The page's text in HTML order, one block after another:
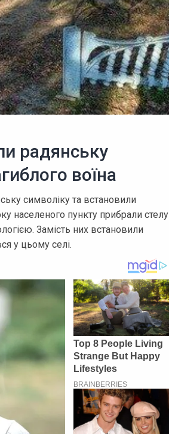
радянську
воїна
символіку та встановили
населеного пункту прибрали стелу
Замість них встановили
у цьому селі.